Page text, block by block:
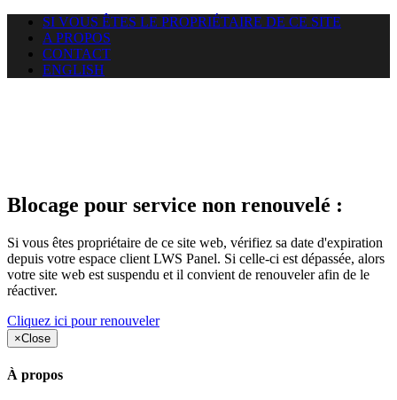
SI VOUS ÊTES LE PROPRIÉTAIRE DE CE SITE
A PROPOS
CONTACT
ENGLISH
Blocage pour service non renouvelé :
Si vous êtes propriétaire de ce site web, vérifiez sa date d'expiration
depuis votre espace client LWS Panel. Si celle-ci est dépassée, alors
votre site web est suspendu et il convient de renouveler afin de le
réactiver.
Cliquez ici pour renouveler
×Close
À propos